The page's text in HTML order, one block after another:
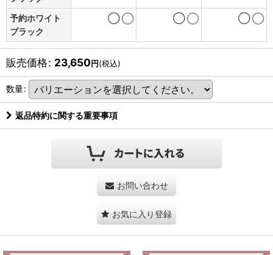
予約ホワイト
ブラック
◯ ◯ ◯
販売価格: 23,650円(税込)
数量:
返品特約に関する重要事項
お問い合わせ
お気に入り登録